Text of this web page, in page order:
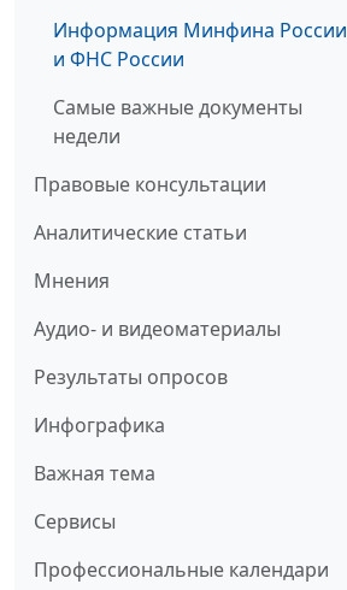
Информация Минфина России
и ФНС России
Самые важные документы
недели
Правовые консультации
Аналитические статьи
Мнения
Аудио- и видеоматериалы
Результаты опросов
Инфографика
Важная тема
Сервисы
Профессиональные календари